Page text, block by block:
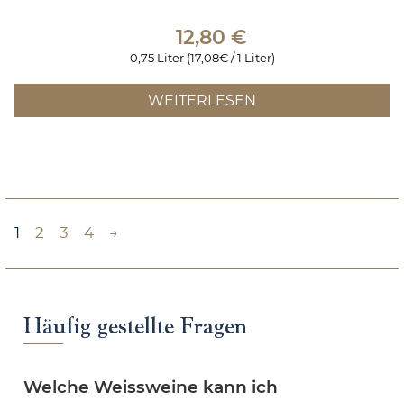
12,80 €
0,75 Liter (17,08€ / 1 Liter)
WEITERLESEN
1 2 3 4 →
Häufig gestellte Fragen
Welche Weissweine kann ich